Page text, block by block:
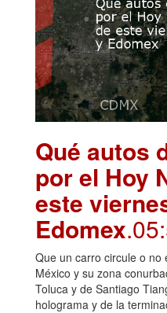
Qué autos
por el Hoy
este
Edomex
Que un carro circule o no
México y su zona
Toluca y de Santiago
holograma y de la